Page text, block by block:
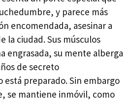
y parece más
encomendada, asesinar a
la ciudad. Sus músculos
engrasada, su mente alberga
de secreto
preparado. Sin embargo
se mantiene inmóvil, como